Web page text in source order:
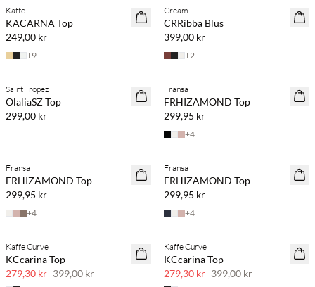
NYHET
Kaffe
KACARNA Top
249,00 kr
+9
NYHET
Cream
CRRibba Blus
399,00 kr
+2
NYHET
Saint Tropez
OlaliaSZ Top
299,00 kr
NYHET
Fransa
FRHIZAMOND Top
299,95 kr
+4
NYHET
Fransa
FRHIZAMOND Top
299,95 kr
+4
NYHET
Fransa
FRHIZAMOND Top
299,95 kr
+4
SAVE20
Kaffe Curve
KCcarina Top
279,30 kr 399,00 kr
SAVE20
Kaffe Curve
KCcarina Top
279,30 kr 399,00 kr